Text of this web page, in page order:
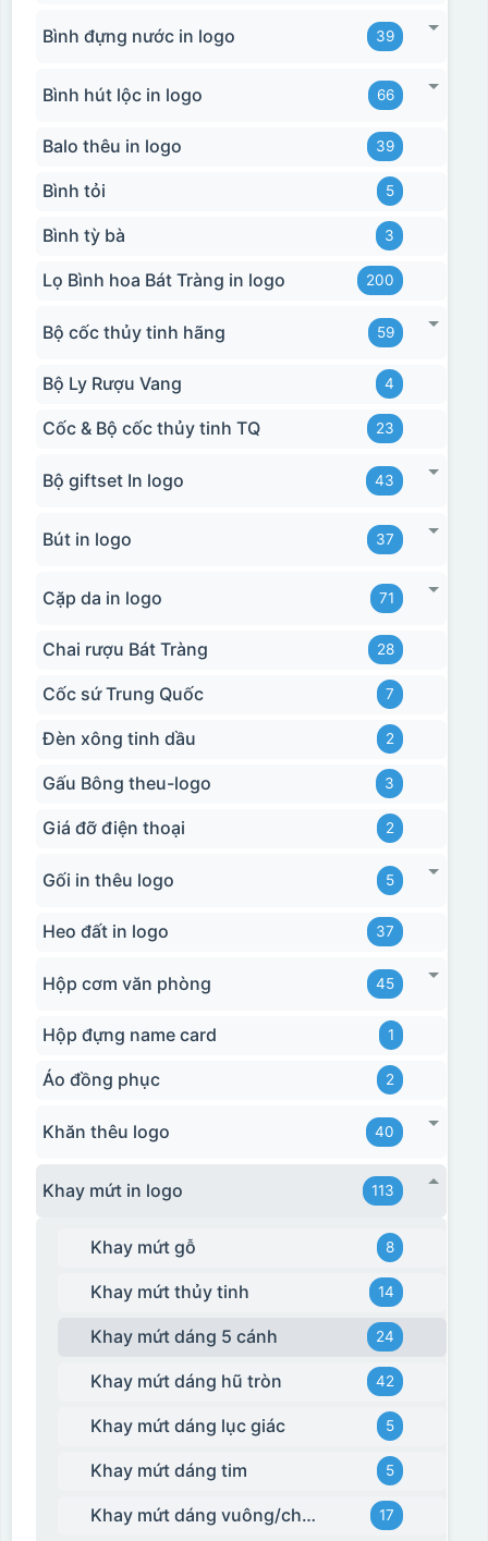
Bình đựng nước in logo 39
Bình hút lộc in logo 66
Balo thêu in logo 39
Bình tỏi 5
Bình tỳ bà 3
Lọ Bình hoa Bát Tràng in logo 200
Bộ cốc thủy tinh hãng 59
Bộ Ly Rượu Vang 4
Cốc & Bộ cốc thủy tinh TQ 23
Bộ giftset In logo 43
Bút in logo 37
Cặp da in logo 71
Chai rượu Bát Tràng 28
Cốc sứ Trung Quốc 7
Đèn xông tinh dầu 2
Gấu Bông theu-logo 3
Giá đỡ điện thoại 2
Gối in thêu logo 5
Heo đất in logo 37
Hộp cơm văn phòng 45
Hộp đựng name card 1
Áo đồng phục 2
Khăn thêu logo 40
Khay mứt in logo 113
Khay mứt gỗ 8
Khay mứt thủy tinh 14
Khay mứt dáng 5 cánh 24
Khay mứt dáng hũ tròn 42
Khay mứt dáng lục giác 5
Khay mứt dáng tim 5
Khay mứt dáng vuông/chữ nhật 17